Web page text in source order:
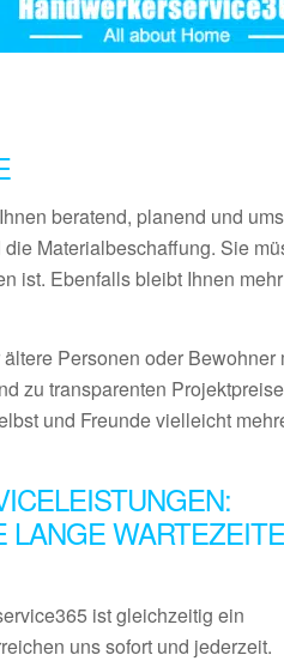
beratend, planend und
Materialbeschaffung. Sie
ist. Ebenfalls bleibt Ihnen
Personen oder Bewohner
zu transparenten
und Freunde vielleicht
LANGE
ist gleichzeitig ein
uns sofort und jederzeit.